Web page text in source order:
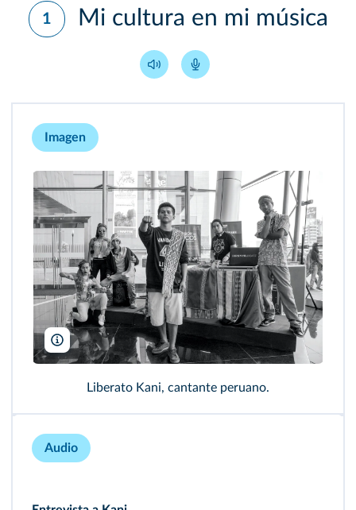
1 Mi cultura en mi música
Imagen
LiberatoKani
Liberato Kani, cantante peruano.
Audio